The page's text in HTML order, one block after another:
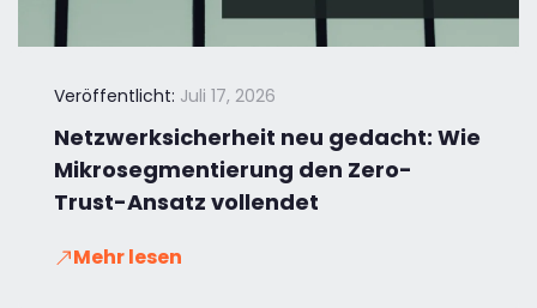
Veröffentlicht: Juli 17, 2026
Netzwerksicherheit neu gedacht: Wie
Mikrosegmentierung den Zero-
Trust-Ansatz vollendet
Mehr lesen